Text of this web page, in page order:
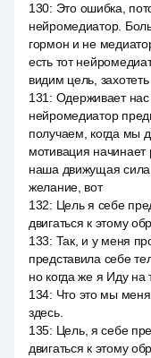
130: Это ошибка,
нейромедиатор.
гормон и не
есть тот
видим цель,
131 : Одерживает нас
нейромедиатор
получаем, когда мы
мотивация начинает
наша движущая
желание, вот
132: Цель я себе
двигаться к этому
133: Так, и у меня
представила себе
но когда же я Иду на
134: Что это мы
здесь.
135: Цель, я себе
двигаться к этому